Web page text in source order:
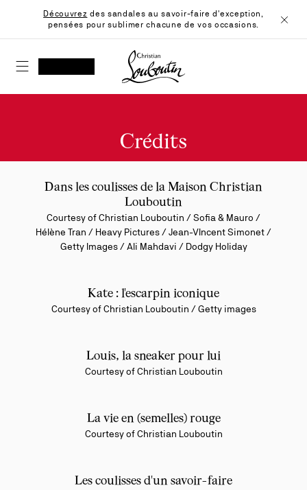
Découvrez des sandales au savoir-faire d'exception,
pensées pour sublimer chacune de vos occasions.
SHOPPING CART
Christian Louboutin - Accueil
Crédits
Dans les coulisses de la Maison Christian
Louboutin
Courtesy of Christian Louboutin / Sofia & Mauro /
Hélène Tran / Heavy Pictures / Jean-VIncent Simonet /
Getty Images / Ali Mahdavi / Dodgy Holiday
Kate : l'escarpin iconique
Courtesy of Christian Louboutin / Getty images
Louis, la sneaker pour lui
Courtesy of Christian Louboutin
La vie en (semelles) rouge
Courtesy of Christian Louboutin
Les coulisses d'un savoir-faire